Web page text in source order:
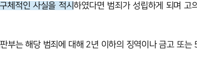
체적인 사실을 적시하였다면 범죄가 성립하게 되며 고
부는 해당 범죄에 대해 2년 이하의 징역이나 금고 또